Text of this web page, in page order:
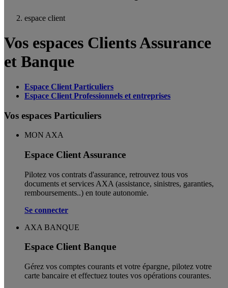
espace client
Vos espaces Clients Assurance
et Banque
Espace Client Particuliers
Espace Client Professionnels et entreprises
Vos espaces Particuliers
MON AXA
Espace Client Assurance
Pilotez vos contrats d'assurance, retrouvez tous vos
documents et services AXA (assistance, sinistres, garanties,
remboursements..) en toute autonomie. ​
Se connecter
AXA BANQUE
Espace Client Banque
Gérez vos comptes courants et votre épargne, pilotez votre
carte bancaire et effectuez toutes vos opérations courantes.